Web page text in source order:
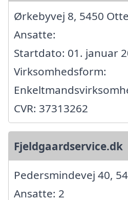
Ørkebyvej 8, 5450
Ansatte:
Startdato: 01. januar
Virksomhedsform:
CVR: 37313262
Fjeldgaardservice.dk
Pedersmindevej 40,
Ansatte: 2